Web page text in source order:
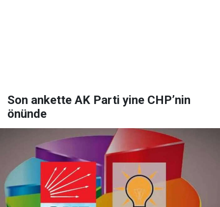
Son ankette AK Parti yine CHP’nin
önünde